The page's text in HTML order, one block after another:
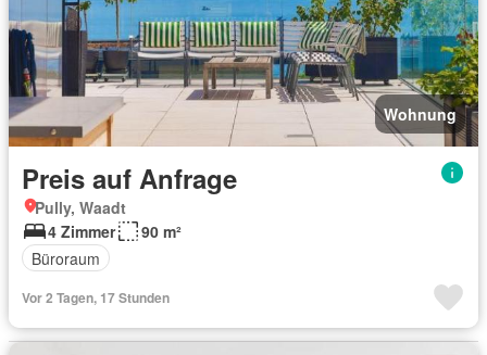
Wohnung
Preis auf Anfrage
Pully, Waadt
4 Zimmer
90 m²
Büroraum
Vor 2 Tagen, 17 Stunden